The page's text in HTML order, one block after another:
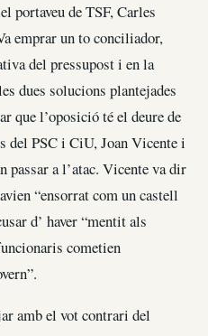
portaveu de TSF, Carles
emprar un to conciliador,
del pressupost i en la
dues solucions plantejades
que l’oposició té el deure de
del PSC i CiU, Joan Vicente i
passar a l’atac. Vicente va dir
“ensorrat com un castell
d’ haver “mentit als
cometien
amb el vot contrari del